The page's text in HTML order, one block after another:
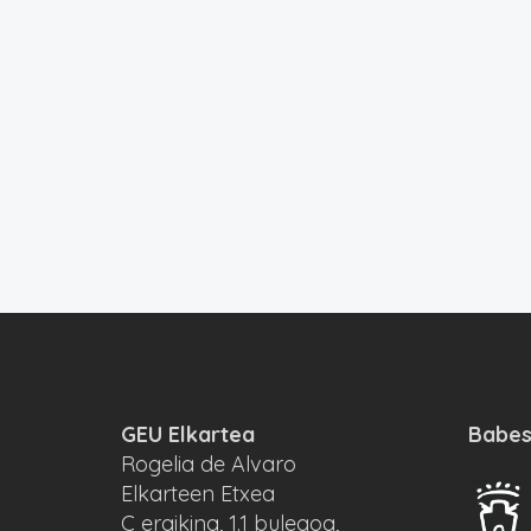
GEU Elkartea
Rogelia de Alvaro
Elkarteen Etxea
C eraikina, 1.1 bulegoa,